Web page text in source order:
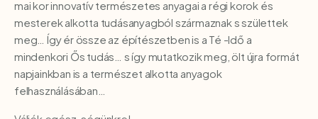
mai kor innovatív természetes anyagai a régi korok és
mesterek alkotta tudásanyagból származnak s születtek
meg… Így ér össze az építészetben is a Té -Idő a
mindenkori Ős tudás… s így mutatkozik meg, ölt újra formát
napjainkban is a természet alkotta anyagok
felhasználásában…